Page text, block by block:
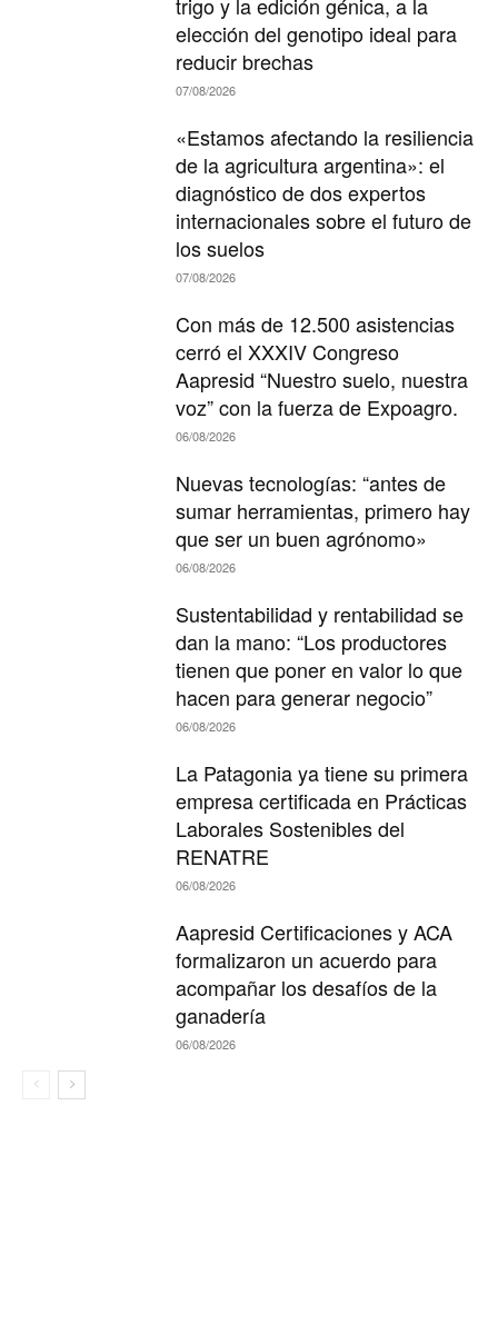
trigo y la edición génica, a la
elección del genotipo ideal para
reducir brechas
07/08/2026
«Estamos afectando la resiliencia
de la agricultura argentina»: el
diagnóstico de dos expertos
internacionales sobre el futuro de
los suelos
07/08/2026
Con más de 12.500 asistencias
cerró el XXXIV Congreso
Aapresid “Nuestro suelo, nuestra
voz” con la fuerza de Expoagro.
06/08/2026
Nuevas tecnologías: “antes de
sumar herramientas, primero hay
que ser un buen agrónomo»
06/08/2026
Sustentabilidad y rentabilidad se
dan la mano: “Los productores
tienen que poner en valor lo que
hacen para generar negocio”
06/08/2026
La Patagonia ya tiene su primera
empresa certificada en Prácticas
Laborales Sostenibles del
RENATRE
06/08/2026
Aapresid Certificaciones y ACA
formalizaron un acuerdo para
acompañar los desafíos de la
ganadería
06/08/2026